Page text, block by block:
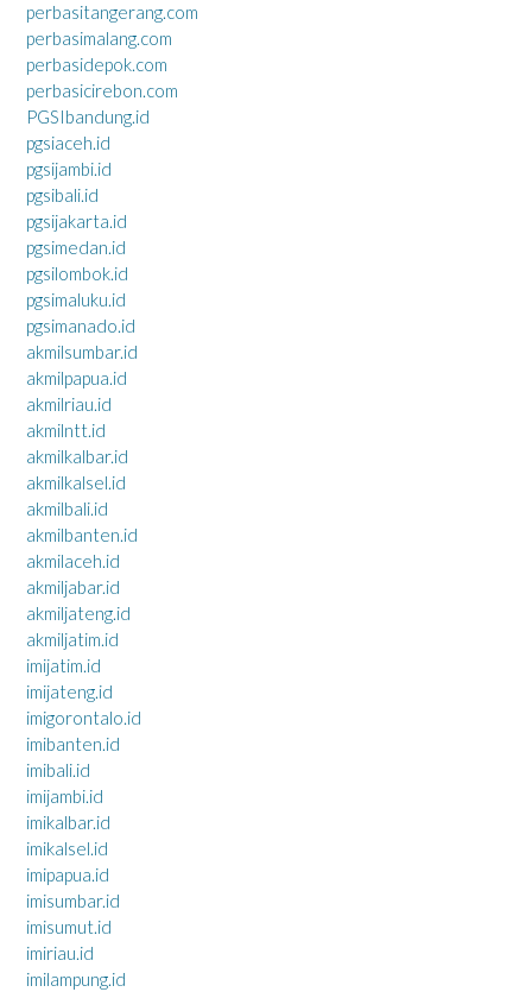
perbasitangerang.com
perbasimalang.com
perbasidepok.com
perbasicirebon.com
PGSIbandung.id
pgsiaceh.id
pgsijambi.id
pgsibali.id
pgsijakarta.id
pgsimedan.id
pgsilombok.id
pgsimaluku.id
pgsimanado.id
akmilsumbar.id
akmilpapua.id
akmilriau.id
akmilntt.id
akmilkalbar.id
akmilkalsel.id
akmilbali.id
akmilbanten.id
akmilaceh.id
akmiljabar.id
akmiljateng.id
akmiljatim.id
imijatim.id
imijateng.id
imigorontalo.id
imibanten.id
imibali.id
imijambi.id
imikalbar.id
imikalsel.id
imipapua.id
imisumbar.id
imisumut.id
imiriau.id
imilampung.id